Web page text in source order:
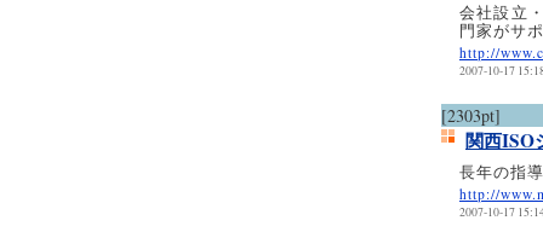
会社設立
門家がサ
http://
2007-10-17
[2303pt]
関西ISO
長年の指
http://
2007-10-17